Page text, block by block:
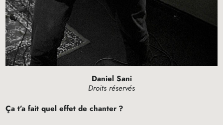
Daniel Sani
Droits réservés
Ça t’a fait quel effet de chanter ?